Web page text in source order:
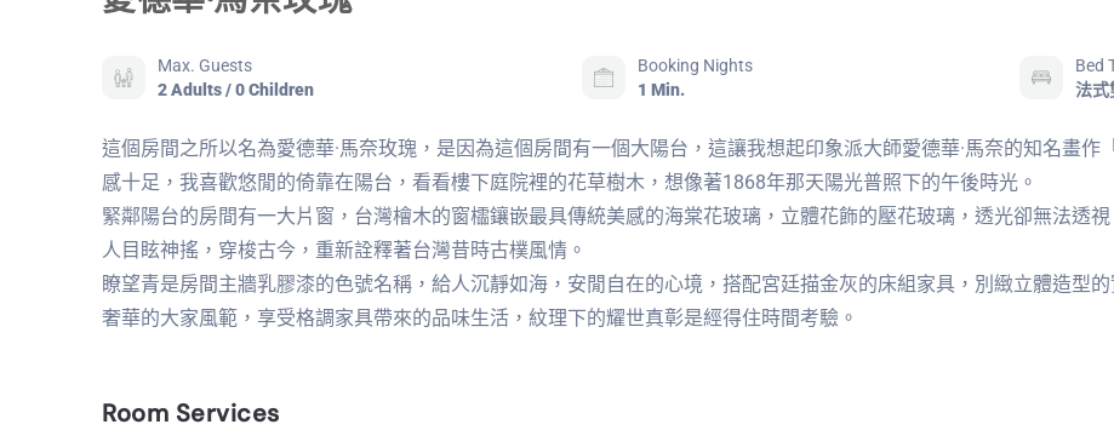
Max. Guests
2 Adults / 0 Children
Booking Nights
1 Min.
Bed
法式
這個房間之所以名為愛德華·馬奈玫瑰，是因為這個房間有一個大陽台，這讓我想起印象派大師愛德華·馬奈的知名畫
感十足，我喜歡悠閒的倚靠在陽台，看看樓下庭院裡的花草樹木，想像著1868年那天陽光普照下的午後時光。
緊鄰陽台的房間有一大片窗，台灣檜木的窗櫺鑲嵌最具傳統美感的海棠花玻璃，立體花飾的壓花玻璃，透光卻無法透
人目眩神搖，穿梭古今，重新詮釋著台灣昔時古樸風情。
瞭望青是房間主牆乳膠漆的色號名稱，給人沉靜如海，安閒自在的心境，搭配宮廷描金灰的床組家具，別緻立體造型
奢華的大家風範，享受格調家具帶來的品味生活，紋理下的耀世真彰是經得住時間考驗。
Room Services